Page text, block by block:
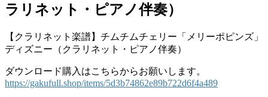
ラリネット・ピアノ伴奏）
【クラリネット楽譜】チムチムチェリー「メリーポピンズ」
ディズニー（クラリネット・ピアノ伴奏）
ダウンロード購入はこちらからお願いします。
https://gakufull.shop/items/5d3b74862e89b722d6f4a489